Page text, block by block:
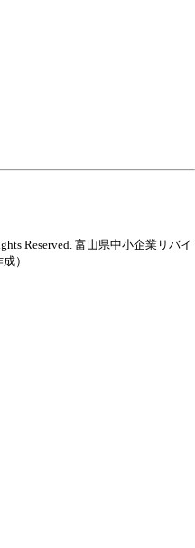
Reserved. 富山県中小企業リバイ
）